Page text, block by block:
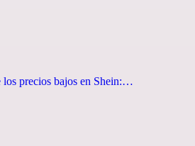
los precios bajos en Shein:…